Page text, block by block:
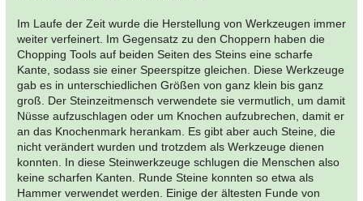
Im Laufe der Zeit wurde die Herstellung von Werkzeugen immer
weiter verfeinert. Im Gegensatz zu den Choppern haben die
Chopping Tools auf beiden Seiten des Steins eine scharfe
Kante, sodass sie einer Speerspitze gleichen. Diese Werkzeuge
gab es in unterschiedlichen Größen von ganz klein bis ganz
groß. Der Steinzeitmensch verwendete sie vermutlich, um damit
Nüsse aufzuschlagen oder um Knochen aufzubrechen, damit er
an das Knochenmark herankam. Es gibt aber auch Steine, die
nicht verändert wurden und trotzdem als Werkzeuge dienen
konnten. In diese Steinwerkzeuge schlugen die Menschen also
keine scharfen Kanten. Runde Steine konnten so etwa als
Hammer verwendet werden. Einige der ältesten Funde von